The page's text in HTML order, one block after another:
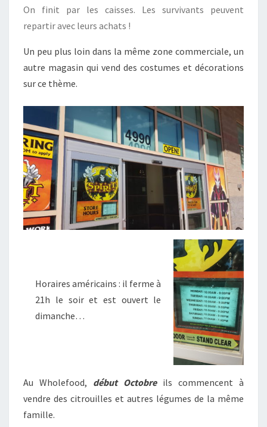
On finit par les caisses. Les survivants peuvent
repartir avec leurs achats !
Un peu plus loin dans la même zone commerciale, un
autre magasin qui vend des costumes et décorations
sur ce thème.
Horaires américains : il ferme à
21h le soir et est ouvert le
dimanche…
Au Wholefood, début Octobreils commencent à
vendre des citrouilles et autres légumes de la même
famille.